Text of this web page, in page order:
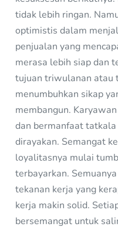
tidak lebih ringan.
optimistis dalam
penjualan yang
merasa lebih siap dan
tujuan triwulanan atau
menumbuhkan sikap
membangun.
dan bermanfaat
dirayakan. Semangat
loyalitasnya mulai
terbayarkan.
tekanan kerja yang
kerja makin solid.
bersemangat untuk